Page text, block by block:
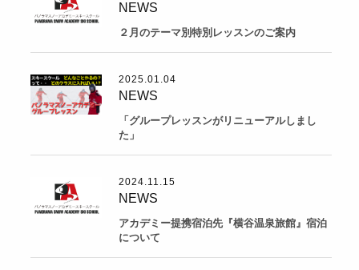
NEWS
２月のテーマ別特別レッスンのご案内
2025.01.04
NEWS
「グループレッスンがリニューアルしまし
た」
2024.11.15
NEWS
アカデミー提携宿泊先『横谷温泉旅館』宿泊
について